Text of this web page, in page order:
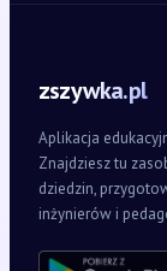
zszywka.pl
Aplikacja
Znajdziesz tu
dziedzin,
inżynierów i